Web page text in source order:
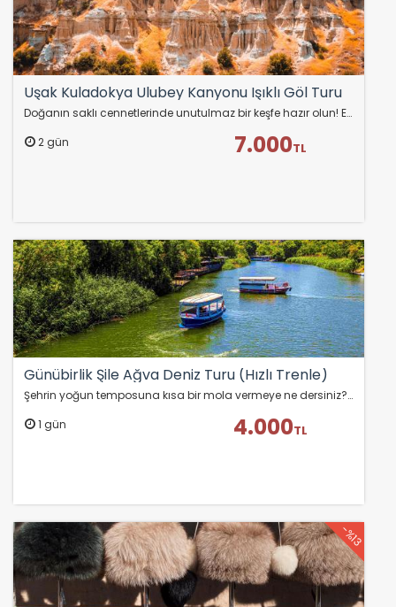
Uşak Kuladokya Ulubey Kanyonu Işıklı Göl Turu
Doğanın saklı cennetlerinde unutulmaz bir keşfe hazır olun! Ege’nin keşfedilmeyi bekleyen doğal hazinelerini birlikte keşfetmeye gidiyoruz! Volkanik peribacaları,…
2 gün
7.000TL
Günübirlik Şile Ağva Deniz Turu (Hızlı Trenle)
Şehrin yoğun temposuna kısa bir mola vermeye ne dersiniz? Hızlı trenin konforu ile keyifli bir yolculuk yapıyor, İstanbul’un gözde sahil ilçesi Şile’de deniz, kum…
1 gün
4.000TL
-%13